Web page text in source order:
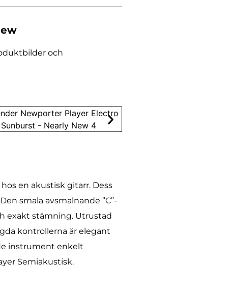
och
en akustisk gitarr. Dess
smala avsmalnande ”C”-
exakt stämning. Utrustad
kontrollerna är elegant
instrument enkelt
Semiakustisk.